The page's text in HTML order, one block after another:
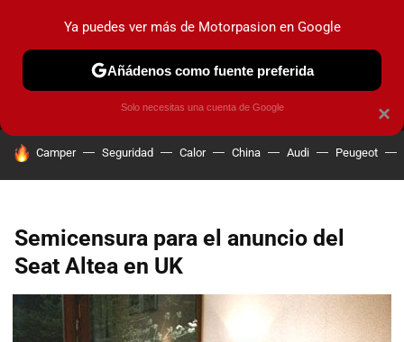
MENÚ NUEVO
COCHES ELÉCTRICOS OBSERVATORIO
HOY SE HABLA DE
Camper Seguridad Calor China Audi Peugeot
Semicensura para el anuncio del
Seat Altea en UK
×
Ya puedes ver más de Motorpasion en Google
Añádenos como fuente preferida
Solo necesitas una cuenta de Google